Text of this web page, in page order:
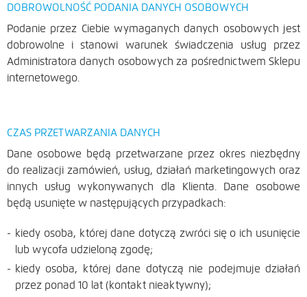
DOBROWOLNOŚĆ PODANIA DANYCH OSOBOWYCH
Podanie przez Ciebie wymaganych danych osobowych jest
dobrowolne i stanowi warunek świadczenia usług przez
Administratora danych osobowych za pośrednictwem Sklepu
internetowego.
CZAS PRZETWARZANIA DANYCH
Dane osobowe będą przetwarzane przez okres niezbędny
do realizacji zamówień, usług, działań marketingowych oraz
innych usług wykonywanych dla Klienta. Dane osobowe
będą usunięte w następujących przypadkach:
kiedy osoba, której dane dotyczą zwróci się o ich usunięcie
lub wycofa udzieloną zgodę;
kiedy osoba, której dane dotyczą nie podejmuje działań
przez ponad 10 lat (kontakt nieaktywny);